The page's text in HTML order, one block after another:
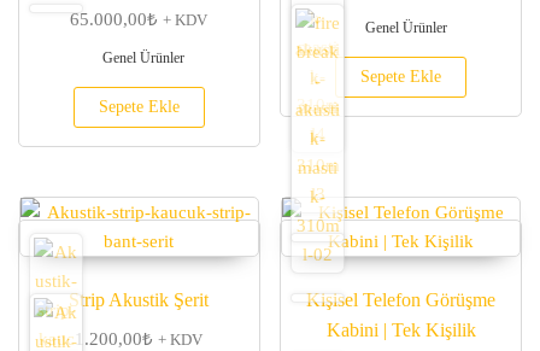
65.000,00₺ + KDV
Genel Ürünler
Sepete Ekle
Genel Ürünler
Sepete Ekle
Strip Akustik Şerit
1.200,00₺ + KDV
Kişisel Telefon Görüşme
Kabini | Tek Kişilik